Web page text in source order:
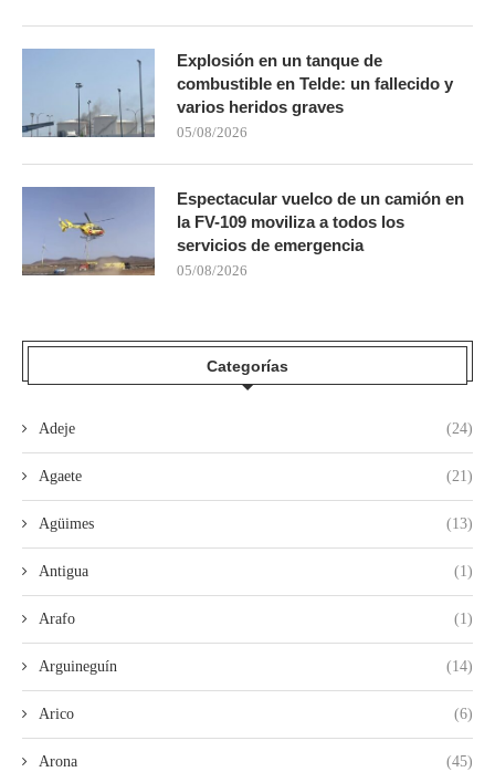
Explosión en un tanque de
combustible en Telde: un fallecido y
varios heridos graves
05/08/2026
Espectacular vuelco de un camión en
la FV-109 moviliza a todos los
servicios de emergencia
05/08/2026
Categorías
Adeje (24)
Agaete (21)
Agüimes (13)
Antigua (1)
Arafo (1)
Arguineguín (14)
Arico (6)
Arona (45)